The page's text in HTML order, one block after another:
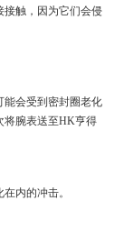
接触，因为它们会侵
能会受到密封圈老化
将腕表送至HK亨得
内的冲击。